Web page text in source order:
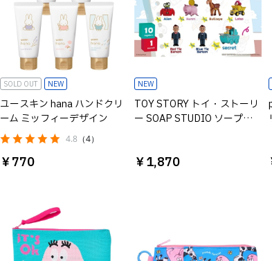
SOLD OUT NEW
ユースキン hana ハンドクリ
ーム ミッフィーデザイン
4.8 （4）
￥770
NEW
TOY STORY トイ・ストーリ
ー SOAP STUDIO ソープス
￥1,870